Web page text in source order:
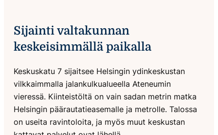
Sijainti valtakunnan
keskeisimmällä paikalla
Keskuskatu 7 sijaitsee Helsingin ydinkeskustan
vilkkaimmalla jalankulkualueella Ateneumin
vieressä. Kiinteistöltä on vain sadan metrin matka
Helsingin päärautatieasemalle ja metrolle. Talossa
on useita ravintoloita, ja myös muut keskustan